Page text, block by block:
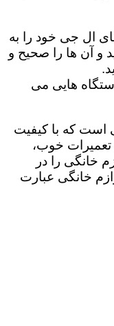
ال جی خود را به
و آن ها را صحیح و
هایی می
است که با کیفیت
خوب،
خانگی را در
خانگی عبارت